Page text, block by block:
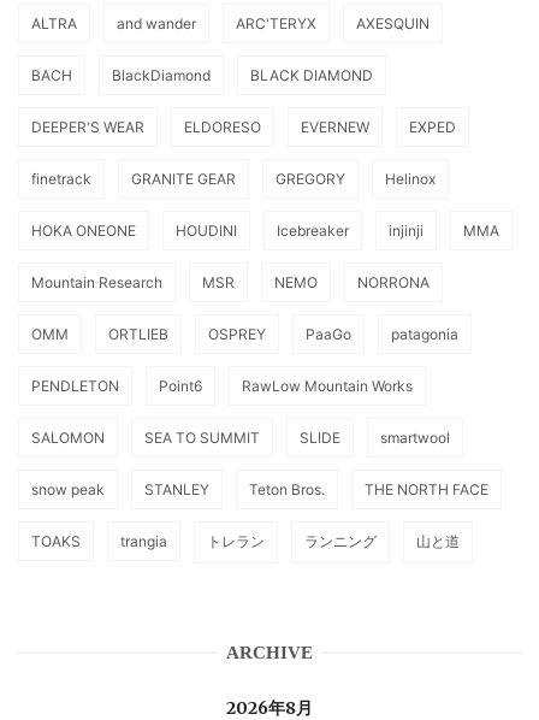
ALTRA and wander ARC'TERYX AXESQUIN
BACH BlackDiamond BLACK DIAMOND
DEEPER'S WEAR ELDORESO EVERNEW EXPED
finetrack GRANITE GEAR GREGORY Helinox
HOKA ONEONE HOUDINI Icebreaker injinji MMA
Mountain Research MSR NEMO NORRONA
OMM ORTLIEB OSPREY PaaGo patagonia
PENDLETON Point6 RawLow Mountain Works
SALOMON SEA TO SUMMIT SLIDE smartwool
snow peak STANLEY Teton Bros. THE NORTH FACE
TOAKS trangia トレラン ランニング 山と道
ARCHIVE
2026年8月